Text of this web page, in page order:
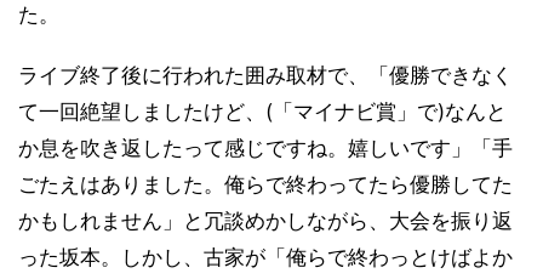
た。
ライブ終了後に行われた囲み取材で、「優勝できなく
て一回絶望しましたけど、(「マイナビ賞」で)なんと
か息を吹き返したって感じですね。嬉しいです」「手
ごたえはありました。俺らで終わってたら優勝してた
かもしれません」と冗談めかしながら、大会を振り返
った坂本。しかし、古家が「俺らで終わっとけばよか